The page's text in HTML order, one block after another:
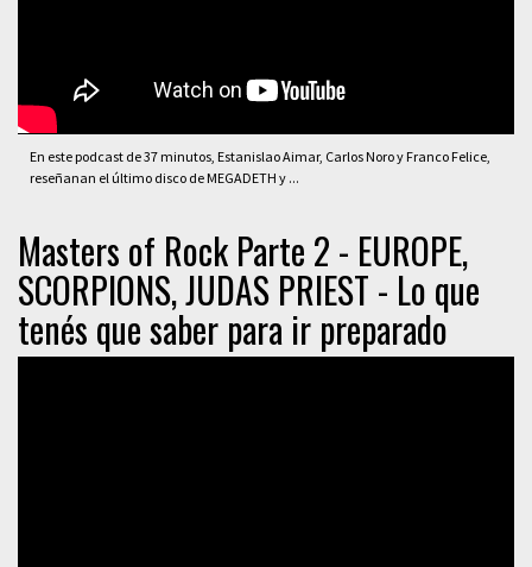
En este podcast de 37 minutos, Estanislao Aimar, Carlos Noro y Franco Felice,
reseñanan el último disco de MEGADETH y ...
Masters of Rock Parte 2 - EUROPE,
SCORPIONS, JUDAS PRIEST - Lo que
tenés que saber para ir preparado